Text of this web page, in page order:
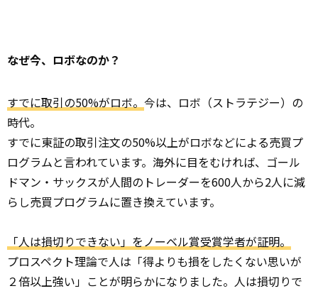
なぜ今、ロボなのか？
すでに取引の50%がロボ。 今は、ロボ（ストラテジー）の
時代。
すでに東証の取引注文の50%以上がロボなどによる売買プ
ログラムと言われています。海外に目をむければ、ゴール
ドマン・サックスが人間のトレーダーを600人から2人に減
らし売買プログラムに置き換えています。
「人は損切りできない」をノーベル賞受賞学者が証明。
プロスペクト理論で人は「得よりも損をしたくない思いが
２倍以上強い」ことが明らかになりました。人は損切りで